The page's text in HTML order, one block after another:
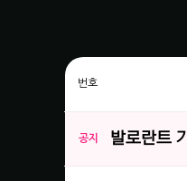
번호
공지 발로란트